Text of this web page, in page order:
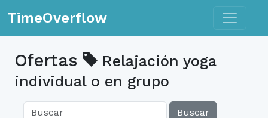
TimeOverflow Toggle
Ofertas
Relajación yoga
individual o en grupo
Buscar